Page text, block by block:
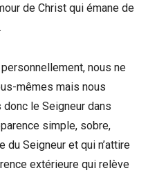
de Christ qui émane de
nous ne
mêmes mais nous
le Seigneur dans
simple, sobre,
Seigneur et qui n’attire
extérieure qui relève